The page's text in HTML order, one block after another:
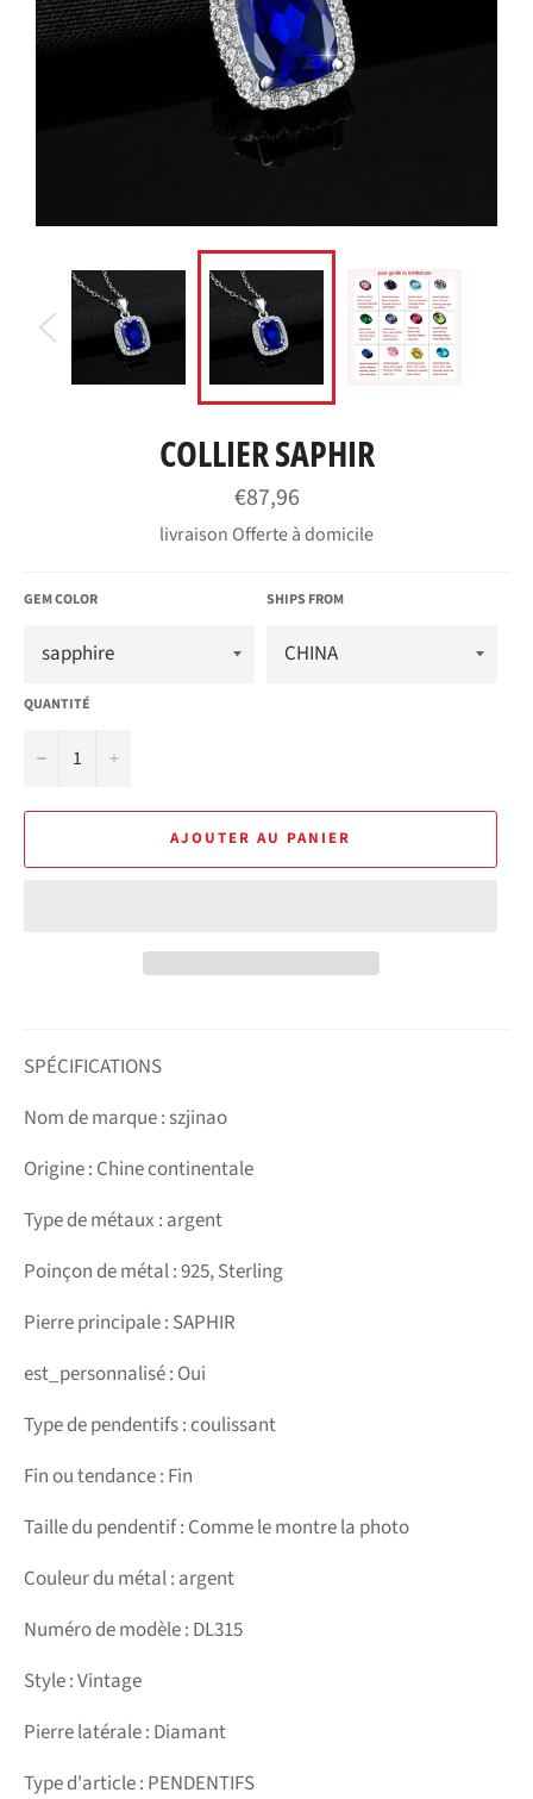
COLLIER SAPHIR
Prix
régulier
€87,96
livraison Offerte à domicile
GEM COLOR SHIPS FROM
QUANTITÉ
− +
AJOUTER AU PANIER
SPÉCIFICATIONS
Nom de marque : szjinao
Origine : Chine continentale
Type de métaux : argent
Poinçon de métal : 925, Sterling
Pierre principale : SAPHIR
est_personnalisé : Oui
Type de pendentifs : coulissant
Fin ou tendance : Fin
Taille du pendentif : Comme le montre la photo
Couleur du métal : argent
Numéro de modèle : DL315
Style : Vintage
Pierre latérale : Diamant
Type d'article : PENDENTIFS